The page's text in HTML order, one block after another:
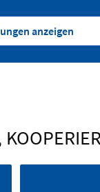
anzeigen